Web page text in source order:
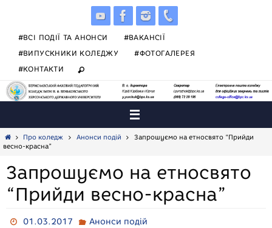
#ВСІ ПОДІЇ ТА АНОНСИ
#ВАКАНСІЇ
#ВИПУСКНИКИ КОЛЕДЖУ
#ФОТОГАЛЕРЕЯ
#КОНТАКТИ
HomeПро коледж Анонси подій
Запрошуємо на етносвято “Прийди
весно-красна”
Запрошуємо на етносвято
“Прийди весно-красна”
01.03.2017 Анонси подій